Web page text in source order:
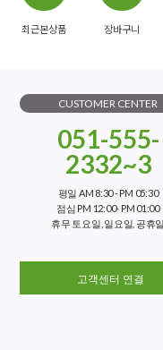
최근본상품 장바구니
CUSTOMER CENTER
051-555-
2332~3
평일 AM 8:30 - PM 05:30
점심 PM 12:00- PM 01:00
휴무 토요일, 일요일, 공휴일
고객센터 연결